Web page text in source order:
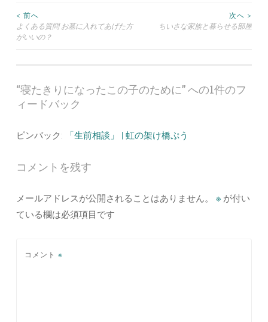
投
稿
ビ
ー
シ
ョ
ン
< 前へ
よくある質問 お墓に入れてあげた方
がいいの？
次へ >
ちいさな家族と暮らせる部屋
“寝たきりになったこの子のために” への1件のフ
ィードバック
ピンバック: 「生前相談」 | 虹の架け橋ぷう
コメントを残す
メールアドレスが公開されることはありません。 ※ が付い
ている欄は必須項目です
コメント ※